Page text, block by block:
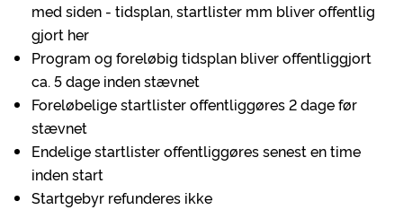
med siden - tidsplan, startlister mm bliver offentlig
gjort her
Program og foreløbig tidsplan bliver offentliggjort
ca. 5 dage inden stævnet
Foreløbelige startlister offentliggøres 2 dage før
stævnet
Endelige startlister offentliggøres senest en time
inden start
Startgebyr refunderes ikke